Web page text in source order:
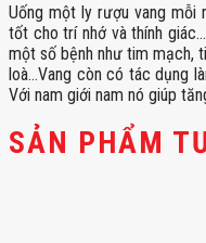
Uống một ly rượu vang mỗi
tốt cho trí nhớ và thính
một số bệnh như tim mạch,
loà…Vang còn có tác dụng
Với nam giới nam nó giúp
SẢN PHẨM